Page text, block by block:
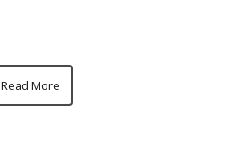
Read More